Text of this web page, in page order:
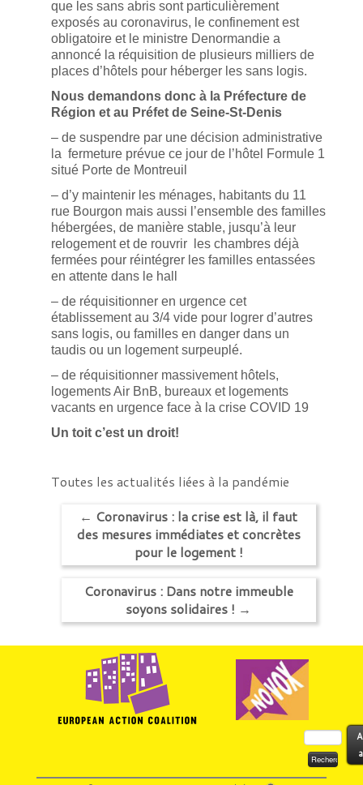
que les sans abris sont particulièrement
exposés au coronavirus, le confinement est
obligatoire et le ministre Denormandie a
annoncé la réquisition de plusieurs milliers de
places d’hôtels pour héberger les sans logis.
Nous demandons donc à la Préfecture de
Région et au Préfet de Seine-St-Denis
– de suspendre par une décision administrative
la fermeture prévue ce jour de l’hôtel Formule 1
situé Porte de Montreuil
– d’y maintenir les ménages, habitants du 11
rue Bourgon mais aussi l’ensemble des familles
hébergées, de manière stable, jusqu’à leur
relogement et de rouvrir les chambres déjà
fermées pour réintégrer les familles entassées
en attente dans le hall
– de réquisitionner en urgence cet
établissement au 3/4 vide pour logrer d’autres
sans logis, ou familles en danger dans un
taudis ou un logement surpeuplé.
– de réquisitionner massivement hôtels,
logements Air BnB, bureaux et logements
vacants en urgence face à la crise COVID 19
Un toit c’est un droit!
Toutes les actualités liées à la pandémie
← Coronavirus : la crise est là, il faut
des mesures immédiates et concrètes
pour le logement !
Coronavirus : Dans notre immeuble
soyons solidaires ! →
Rechercher :